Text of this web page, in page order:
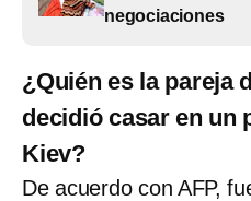
negociaciones
¿Quién es la pareja
decidió casar en un
Kiev?
De acuerdo con AFP,